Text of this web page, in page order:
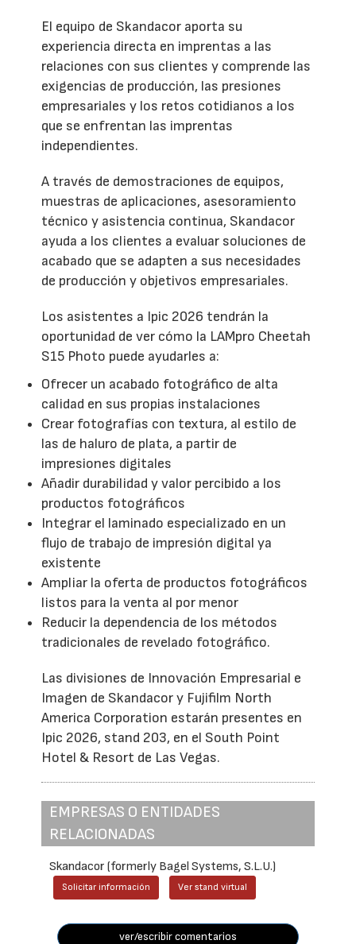
El equipo de Skandacor aporta su
experiencia directa en imprentas a las
relaciones con sus clientes y comprende las
exigencias de producción, las presiones
empresariales y los retos cotidianos a los
que se enfrentan las imprentas
independientes.
A través de demostraciones de equipos,
muestras de aplicaciones, asesoramiento
técnico y asistencia continua, Skandacor
ayuda a los clientes a evaluar soluciones de
acabado que se adapten a sus necesidades
de producción y objetivos empresariales.
Los asistentes a Ipic 2026 tendrán la
oportunidad de ver cómo la LAMpro Cheetah
S15 Photo puede ayudarles a:
Ofrecer un acabado fotográfico de alta
calidad en sus propias instalaciones
Crear fotografías con textura, al estilo de
las de haluro de plata, a partir de
impresiones digitales
Añadir durabilidad y valor percibido a los
productos fotográficos
Integrar el laminado especializado en un
flujo de trabajo de impresión digital ya
existente
Ampliar la oferta de productos fotográficos
listos para la venta al por menor
Reducir la dependencia de los métodos
tradicionales de revelado fotográfico.
Las divisiones de Innovación Empresarial e
Imagen de Skandacor y Fujifilm North
America Corporation estarán presentes en
Ipic 2026, stand 203, en el South Point
Hotel & Resort de Las Vegas.
EMPRESAS O ENTIDADES
RELACIONADAS
Skandacor (formerly Bagel Systems, S.L.U.)
Solicitar información Ver stand virtual
ver/escribir comentarios